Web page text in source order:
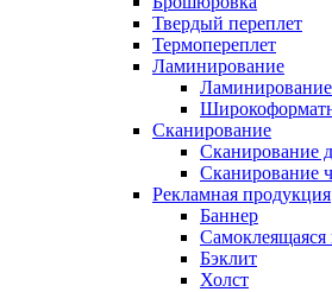
Твердый переплет
Термопереплет
Ламинирование
Ламинирование
Сканирование
Сканирование
Сканирование
Рекламная продукция
Баннер
Самоклеящаяся
Бэклит
Холст